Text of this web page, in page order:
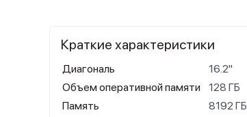
Краткие характеристики
Диагональ
16.2"
Объем оперативной памяти
128 ГБ
Память
8192 ГБ